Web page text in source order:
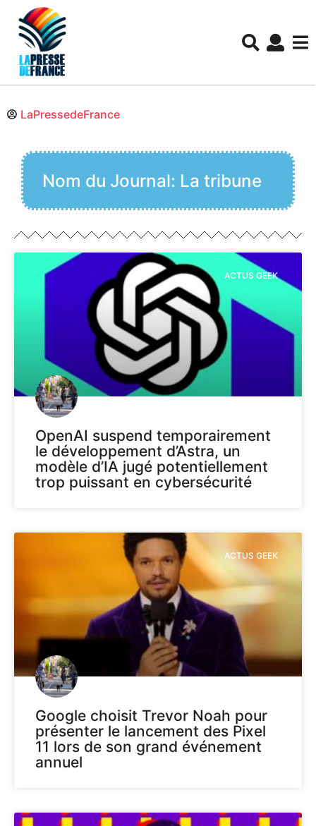
LaPressedeFrance
Nom du Journal: La tribune
ACTUS GEEK
OpenAI suspend temporairement
le développement d’Astra, un
modèle d’IA jugé potentiellement
trop puissant en cybersécurité
ACTUS GEEK
Google choisit Trevor Noah pour
présenter le lancement des Pixel
11 lors de son grand événement
annuel